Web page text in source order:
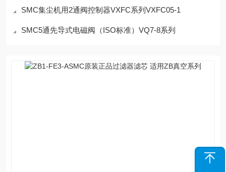
SMC集尘机用2通阀控制器VXFC系列VXFC05-1
SMC5通先导式电磁阀（ISO标准）VQ7-8系列